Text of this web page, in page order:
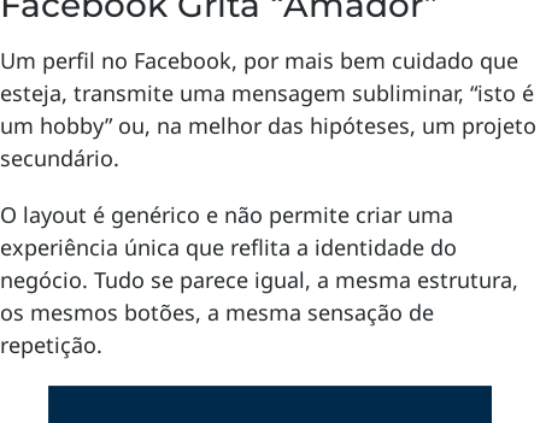
Um perfil no Facebook, por mais bem cuidado que
esteja, transmite uma mensagem subliminar, “isto é
um hobby” ou, na melhor das hipóteses, um projeto
secundário.
O layout é genérico e não permite criar uma
experiência única que reflita a identidade do
negócio. Tudo se parece igual, a mesma estrutura,
os mesmos botões, a mesma sensação de
repetição.